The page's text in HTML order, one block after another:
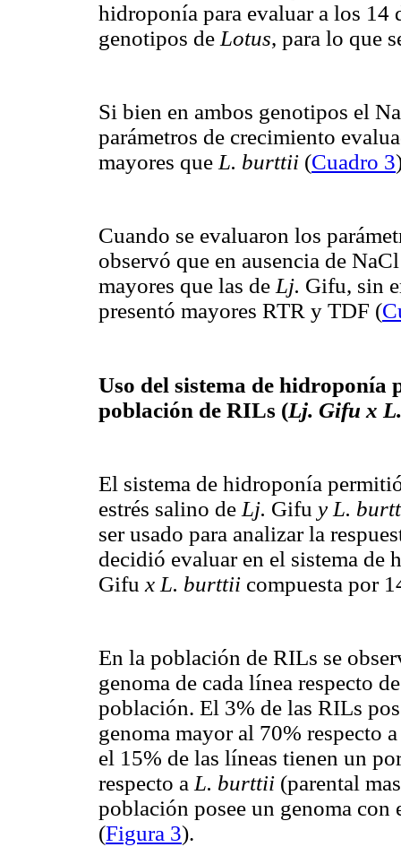
hidroponía para evaluar a los 14
genotipos de Lotus, para lo que
Si bien en ambos genotipos el
parámetros de crecimiento
mayores que L. burttii (Cuadro 3
Cuando se evaluaron los
observó que en ausencia de
mayores que las de Lj. Gifu, sin
presentó mayores RTR y TDF (
Uso del sistema de hidroponía
población de RILs (Lj. Gifu x
El sistema de hidroponía
estrés salino de Lj. Gifu y L.
ser usado para analizar la
decidió evaluar en el sistema
Gifu x L. burttii compuesta por
En la población de RILs se
genoma de cada línea respecto
población. El 3% de las RILs
genoma mayor al 70% respecto
el 15% de las líneas tienen un
respecto a L. burttii (parental
población posee un genoma
(Figura 3).